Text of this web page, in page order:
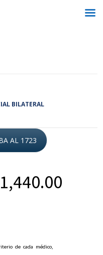
BILATERAL
AL 1723
de cada médico,